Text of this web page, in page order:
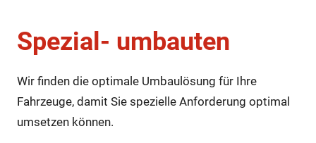
Spezial- umbauten
Wir finden die optimale Umbaulösung für Ihre
Fahrzeuge, damit Sie spezielle Anforderung optimal
umsetzen können.